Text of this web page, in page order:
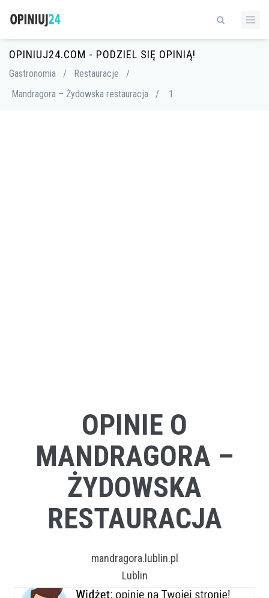
OPINIUJ24.COM - PODZIEL SIĘ OPINIĄ!
Gastronomia / Restauracje
/
Mandragora – Żydowska restauracja
/ 1
OPINIE O
MANDRAGORA –
ŻYDOWSKA
RESTAURACJA
mandragora.lublin.pl
Lublin